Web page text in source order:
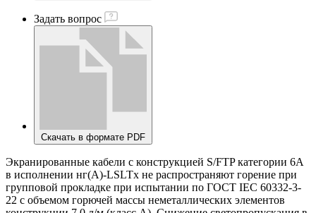
Задать вопрос
Скачать в формате PDF
Экранированные кабели c конструкцией S/FTP категории 6A
в исполнении нг(А)-LSLTx не распространяют горение при
групповой прокладке при испытании по ГОСТ IEC 60332-3-
22 с объемом горючей массы неметаллических элементов